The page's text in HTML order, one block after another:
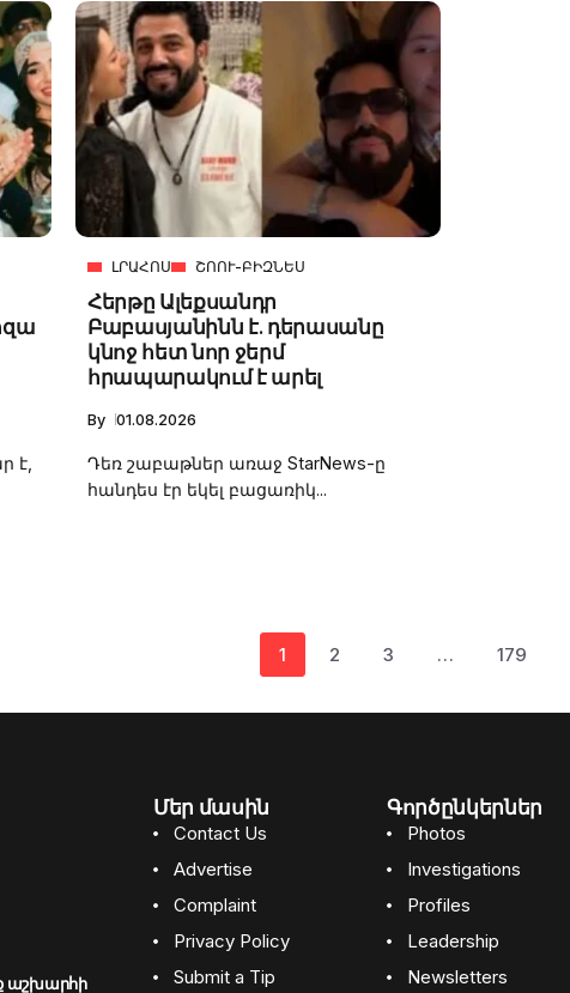
է,
ԼՐԱՀՈՍ ՇՈՈՒ-ԲԻԶՆԵՍ
Հերթը Ալեքսանդր
Բաբասյանինն է. դերասանը
կնոջ հետ նոր ջերմ
հրապարակում է արել
By 01.08.2026
Դեռ շաբաթներ առաջ StarNews-ը
հանդես էր եկել բացառիկ...
1 2 3 … 179
աշխարհի
Մեր մասին
Contact Us
Advertise
Complaint
Privacy Policy
Submit a Tip
Գործընկերներ
Photos
Investigations
Profiles
Leadership
Newsletters